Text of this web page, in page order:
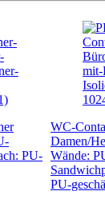
PU-
WC-
Damen/
Wände:
PU-